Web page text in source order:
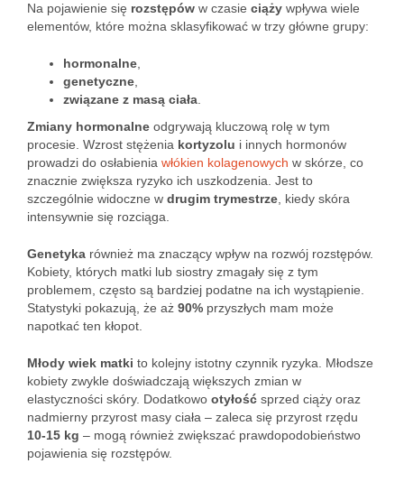
Na pojawienie się rozstępów w czasie ciąży wpływa wiele
elementów, które można sklasyfikować w trzy główne grupy:
hormonalne
genetyczne
związane z masą ciała
Zmiany hormonalne odgrywają kluczową rolę w tym
procesie. Wzrost stężenia kortyzolu i innych hormonów
prowadzi do osłabienia włókien kolagenowych w skórze, co
znacznie zwiększa ryzyko ich uszkodzenia. Jest to
szczególnie widoczne w drugim trymestrze , kiedy skóra
intensywnie się rozciąga.
Genetyka również ma znaczący wpływ na rozwój rozstępów.
Kobiety, których matki lub siostry zmagały się z tym
problemem, często są bardziej podatne na ich wystąpienie.
Statystyki pokazują, że aż 90% przyszłych mam może
napotkać ten kłopot.
Młody wiek matki to kolejny istotny czynnik ryzyka. Młodsze
kobiety zwykle doświadczają większych zmian w
elastyczności skóry. Dodatkowo otyłość sprzed ciąży oraz
nadmierny przyrost masy ciała – zaleca się przyrost rzędu
10-15 kg – mogą również zwiększać prawdopodobieństwo
pojawienia się rozstępów.